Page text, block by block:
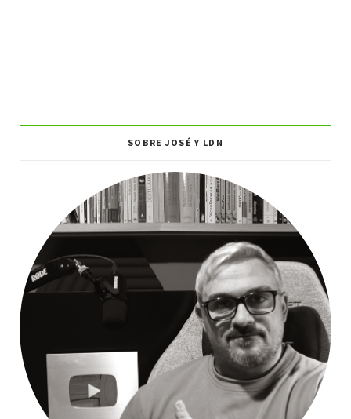
SOBRE JOSÉ Y LDN